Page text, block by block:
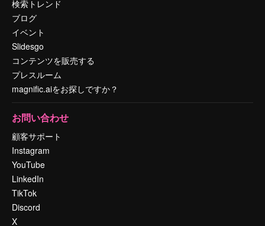
検索トレンド
ブログ
イベント
Slidesgo
コンテンツを販売する
プレスルーム
magnific.aiをお探しですか？
お問い合わせ
顧客サポート
Instagram
YouTube
LinkedIn
TikTok
Discord
X